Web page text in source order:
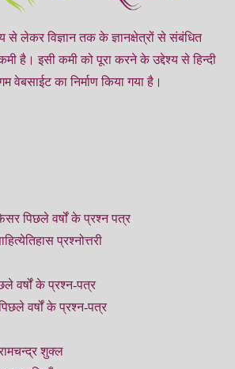
से लेकर विज्ञान तक के ज्ञानक्षेत्रों से संबंधित
है। इसी कमी को पूरा करने के उद्देश्‍य से हिन्‍दी
वेबसाईट का निर्माण किया गया है।
पिछले वर्षों के प्रश्न पत्र
प्रश्नोत्तरी
वर्षों के प्रश्‍न-पत्र
वर्षों के प्रश्‍न-पत्र
शुक्‍ल